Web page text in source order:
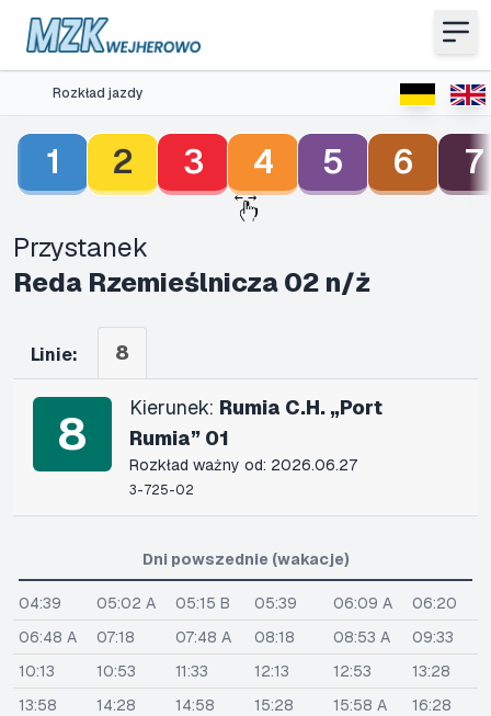
Rozkład jazdy
1 2 3 4 5 6 7
Przystanek
Reda Rzemieślnicza 02 n/ż
Linie: 8
8 Kierunek: Rumia C.H. „Port
Rumia” 01
Rozkład ważny od: 2026.06.27
3-725-02
Dni powszednie (wakacje)
04:39 05:02 A 05:15 B 05:39 06:09 A
06:20
06:48 A
07:18 07:48 A 08:18 08:53 A
09:33
10:13
10:53 11:33 12:13 12:53
13:28
13:58
14:28 14:58 15:28 15:58 A
16:28